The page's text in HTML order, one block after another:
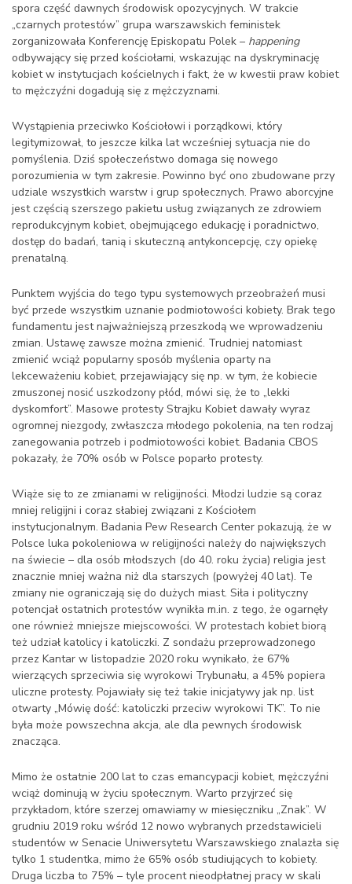
spora część dawnych środowisk opozycyjnych. W trakcie
„czarnych protestów” grupa warszawskich feministek
zorganizowała Konferencję Episkopatu Polek – happening
odbywający się przed kościołami, wskazując na dyskryminację
kobiet w instytucjach kościelnych i fakt, że w kwestii praw kobiet
to mężczyźni dogadują się z mężczyznami.
Wystąpienia przeciwko Kościołowi i porządkowi, który
legitymizował, to jeszcze kilka lat wcześniej sytuacja nie do
pomyślenia. Dziś społeczeństwo domaga się nowego
porozumienia w tym zakresie. Powinno być ono zbudowane przy
udziale wszystkich warstw i grup społecznych. Prawo aborcyjne
jest częścią szerszego pakietu usług związanych ze zdrowiem
reprodukcyjnym kobiet, obejmującego edukację i poradnictwo,
dostęp do badań, tanią i skuteczną antykoncepcję, czy opiekę
prenatalną.
Punktem wyjścia do tego typu systemowych przeobrażeń musi
być przede wszystkim uznanie podmiotowości kobiety. Brak tego
fundamentu jest najważniejszą przeszkodą we wprowadzeniu
zmian. Ustawę zawsze można zmienić. Trudniej natomiast
zmienić wciąż popularny sposób myślenia oparty na
lekceważeniu kobiet, przejawiający się np. w tym, że kobiecie
zmuszonej nosić uszkodzony płód, mówi się, że to „lekki
dyskomfort”. Masowe protesty Strajku Kobiet dawały wyraz
ogromnej niezgody, zwłaszcza młodego pokolenia, na ten rodzaj
zanegowania potrzeb i podmiotowości kobiet. Badania CBOS
pokazały, że 70% osób w Polsce poparło protesty.
Wiąże się to ze zmianami w religijności. Młodzi ludzie są coraz
mniej religijni i coraz słabiej związani z Kościołem
instytucjonalnym. Badania Pew Research Center pokazują, że w
Polsce luka pokoleniowa w religijności należy do największych
na świecie – dla osób młodszych (do 40. roku życia) religia jest
znacznie mniej ważna niż dla starszych (powyżej 40 lat). Te
zmiany nie ograniczają się do dużych miast. Siła i polityczny
potencjał ostatnich protestów wynikła m.in. z tego, że ogarnęły
one również mniejsze miejscowości. W protestach kobiet biorą
też udział katolicy i katoliczki. Z sondażu przeprowadzonego
przez Kantar w listopadzie 2020 roku wynikało, że 67%
wierzących sprzeciwia się wyrokowi Trybunału, a 45% popiera
uliczne protesty. Pojawiały się też takie inicjatywy jak np. list
otwarty „Mówię dość: katoliczki przeciw wyrokowi TK”. To nie
była może powszechna akcja, ale dla pewnych środowisk
znacząca.
Mimo że ostatnie 200 lat to czas emancypacji kobiet, mężczyźni
wciąż dominują w życiu społecznym. Warto przyjrzeć się
przykładom, które szerzej omawiamy w miesięczniku „Znak”. W
grudniu 2019 roku wśród 12 nowo wybranych przedstawicieli
studentów w Senacie Uniwersytetu Warszawskiego znalazła się
tylko 1 studentka, mimo że 65% osób studiujących to kobiety.
Druga liczba to 75% – tyle procent nieodpłatnej pracy w skali